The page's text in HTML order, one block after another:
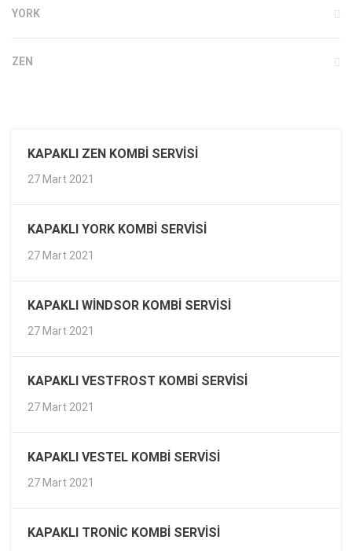
YORK
ZEN
KAPAKLI ZEN KOMBI SERVISI
27 Mart 2021
KAPAKLI YORK KOMBI SERVISI
27 Mart 2021
KAPAKLI WINDSOR KOMBI SERVISI
27 Mart 2021
KAPAKLI VESTFROST KOMBI SERVISI
27 Mart 2021
KAPAKLI VESTEL KOMBI SERVISI
27 Mart 2021
KAPAKLI TRONIC KOMBI SERVISI